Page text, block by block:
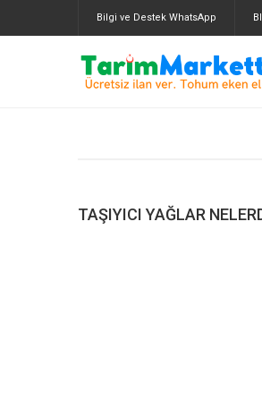
Bilgi ve Destek WhatsApp
TAŞIYICI YAĞLAR